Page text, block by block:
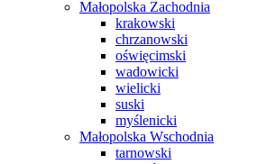
Małopolska Zachodnia
krakowski
chrzanowski
oświęcimski
wadowicki
wielicki
suski
myślenicki
Małopolska Wschodnia
tarnowski